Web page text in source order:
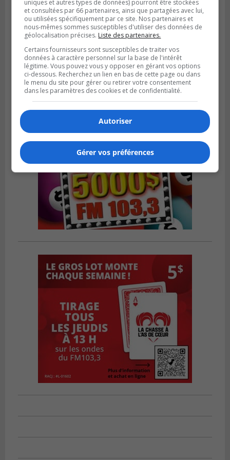
SAINT-BRUNO-DE-MONTARVILLE
Publié le 2 août 2026 à 08h06
La Fête des parcs est de retour à Saint-
Bruno
uniques et autres types de données) pourront être stockées
et consultées par 66 partenaires, ainsi que partagées avec lui,
ou utilisées spécifiquement par ce site. Nos partenaires et
nous-mêmes sommes susceptibles d'utiliser des données de
géolocalisation précises. Liste des partenaires.
Certains fournisseurs sont susceptibles de traiter vos
données à caractère personnel sur la base de l'intérêt
légitime. Vous pouvez vous y opposer en gérant vos options
ci-dessous. Recherchez un lien en bas de cette page ou dans
le menu du site pour gérer ou retirer votre consentement
dans les paramètres des cookies et de confidentialité.
Autoriser
Gérer vos préférences